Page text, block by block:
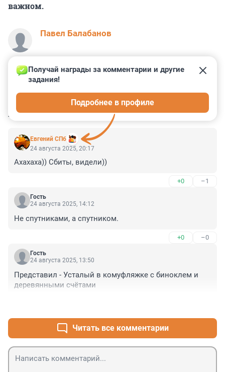
важном.
Павел Балабанов
КОММЕНТАРИИ 116
Евгений СПб
Получай награды за комментарии и другие
задания!
Подробнее в профиле
24 августа 2025, 20:17
Ахахаха)) Сбиты, видели))
+0 –1
Гость
24 августа 2025, 14:12
Не спутниками, а спутником.
+0 –0
Гость
24 августа 2025, 13:50
Представил - Усталый в комуфляжке с биноклем и
деревянными счётами
Читать все комментарии